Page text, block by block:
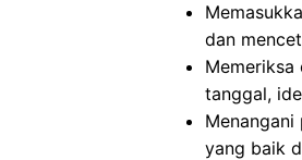
dan
tanggal,
Menangani
yang baik